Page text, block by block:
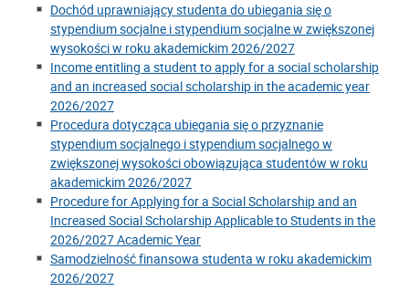
Dochód uprawniający studenta do ubiegania się o
stypendium socjalne i stypendium socjalne w zwiększonej
wysokości w roku akademickim 2026/2027
Income entitling a student to apply for a social scholarship
and an increased social scholarship in the academic year
2026/2027
Procedura dotycząca ubiegania się o przyznanie
stypendium socjalnego i stypendium socjalnego w
zwiększonej wysokości obowiązująca studentów w roku
akademickim 2026/2027
Procedure for Applying for a Social Scholarship and an
Increased Social Scholarship Applicable to Students in the
2026/2027 Academic Year
Samodzielność finansowa studenta w roku akademickim
2026/2027